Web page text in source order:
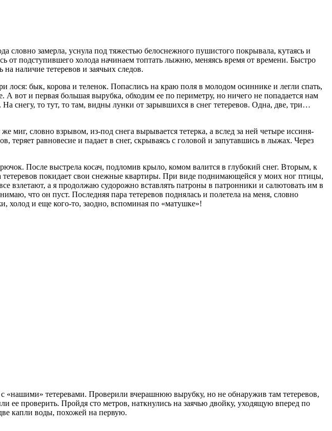
замерла, уснула под тяжестью белоснежного пушистого покрывала, кутаясь и
от подступившего холода начинаем топтать лыжню, меняясь время от времени. Быстро
наличие тетеревов и заячьих следов.
лося: бык, корова и теленок. Попаслись на краю поля в молодом осиннике и легли спать,
вот и первая большая вырубка, обходим ее по периметру, но ничего не попадается нам
снегу, то тут, то там, видны лунки от зарывшихся в снег тетеревов. Одна, две, три…
словно взрывом, из-под снега вырывается тетерка, а вслед за ней четыре иссиня-
равновесие и падает в снег, скрываясь с головой и запутавшись в лыжах. Через
После выстрела косач, подломив крыло, комом валится в глубокий снег. Вторым, к
покидает свои снежные квартиры. При виде поднимающейся у моих ног птицы,
взлетают, а я продолжаю судорожно вставлять патроны в патронники и салютовать им в
что он пуст. Последняя пара тетеревов поднялась и полетела на меня, словно
холод и еще кого-то, заодно, вспоминая по «матушке»!
тетеревами. Проверили вчерашнюю вырубку, но не обнаружив там тетеревов,
ее проверить. Пройдя сто метров, наткнулись на заячью двойку, уходящую вперед по
капли воды, похожей на первую.